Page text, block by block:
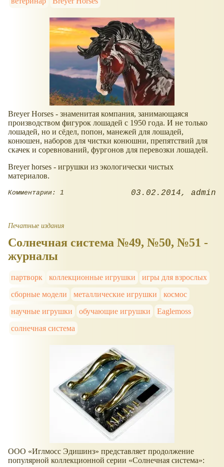
Breyer Horses - знаменитая компания, занимающаяся
производством фигурок лошадей с 1950 года. И не только
лошадей, но и сёдел, попон, манежей для лошадей,
конюшен, наборов для чистки конюшни, препятствий для
скачек и соревнований, фургонов для перевозки лошадей.
Breyer horses - игрушки из экологически чистых
материалов.
Комментарии: 1 03.02.2014 admin
Печатные издания
Солнечная система №49, №50, №51 -
журналы
партворк коллекционные игрушки
игры для взрослых
сборные модели
металлические игрушки
космос
научные игрушки
обучающие игрушки
Eaglemoss
солнечная система
ООО Иглмосс Эдишинз
представляет продолжение
популярной коллекционной серии
Солнечная система :